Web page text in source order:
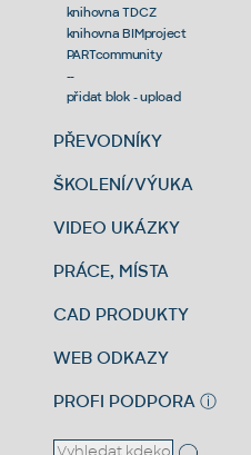
knihovna TDCZ
knihovna BIMproject
PARTcommunity
--
přidat blok - upload
PŘEVODNÍKY
ŠKOLENÍ/VÝUKA
VIDEO UKÁZKY
PRÁCE, MÍSTA
CAD PRODUKTY
WEB ODKAZY
PROFI PODPORA ⓘ